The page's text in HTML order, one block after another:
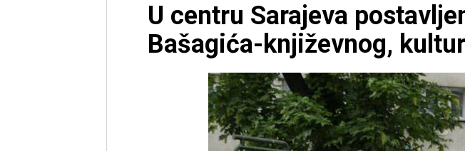
U centru Sarajeva
Bašagića-književnog,